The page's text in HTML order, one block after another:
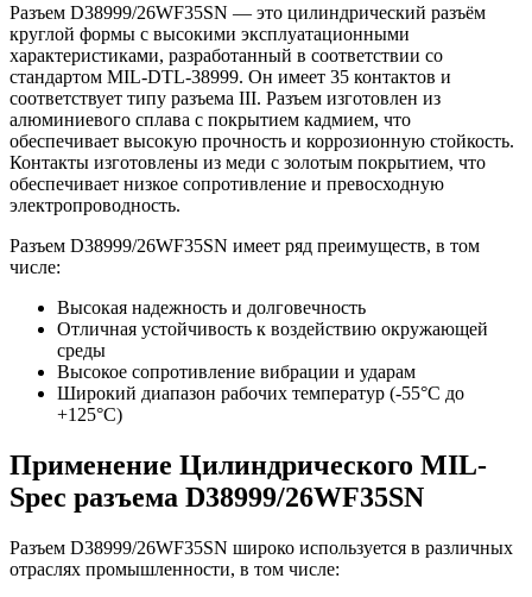
Разъем D38999/26WF35SN — это цилиндрический разъём
круглой формы с высокими эксплуатационными
характеристиками, разработанный в соответствии со
стандартом MIL-DTL-38999. Он имеет 35 контактов и
соответствует типу разъема III. Разъем изготовлен из
алюминиевого сплава с покрытием кадмием, что
обеспечивает высокую прочность и коррозионную стойкость.
Контакты изготовлены из меди с золотым покрытием, что
обеспечивает низкое сопротивление и превосходную
электропроводность.
Разъем D38999/26WF35SN имеет ряд преимуществ, в том
числе:
Высокая надежность и долговечность
Отличная устойчивость к воздействию окружающей
среды
Высокое сопротивление вибрации и ударам
Широкий диапазон рабочих температур (-55°C до
+125°C)
Применение Цилиндрического MIL-
Spec разъема D38999/26WF35SN
Разъем D38999/26WF35SN широко используется в различных
отраслях промышленности, в том числе: